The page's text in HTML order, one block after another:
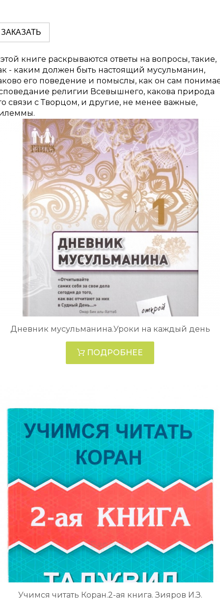
ЗАКАЗАТЬ
книге раскрываются ответы на вопросы, такие,
- каким должен быть настоящий мусульманин,
его поведение и помыслы, как он сам
религии Всевышнего, какова природа
связи с Творцом, и другие, не менее важные,
Дневник мусульманина.Уроки на каждый день
ПОДРОБНЕЕ
Учимся читать Коран.2-ая книга. Зияров И.З.